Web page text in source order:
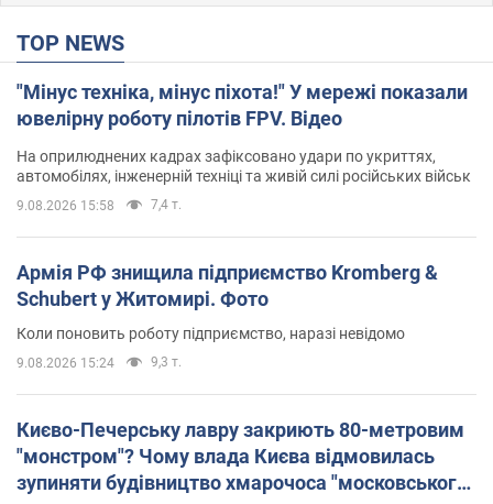
TOP NEWS
"Мінус техніка, мінус піхота!" У мережі показали
ювелірну роботу пілотів FPV. Відео
На оприлюднених кадрах зафіксовано удари по укриттях,
автомобілях, інженерній техніці та живій силі російських військ
9.08.2026 15:58 7,4 т.
Армія РФ знищила підприємство Kromberg &
Schubert у Житомирі. Фото
Коли поновить роботу підприємство, наразі невідомо
9.08.2026 15:24 9,3 т.
Києво-Печерську лавру закриють 80-метровим
"монстром"? Чому влада Києва відмовилась
зупиняти будівництво хмарочоса "московського